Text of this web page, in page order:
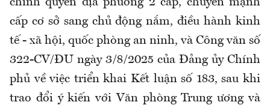
chính quyền địa phương 2 cấp, chuyển mạnh
cấp cơ sở sang chủ động nắm, điều hành kinh
tế - xã hội, quốc phòng an ninh, và Công văn số
322-CV/ĐU ngày 3/8/2025 của Đảng ủy Chính
phủ về việc triển khai Kết luận số 183, sau khi
trao đổi ý kiến với Văn phòng Trung ương và